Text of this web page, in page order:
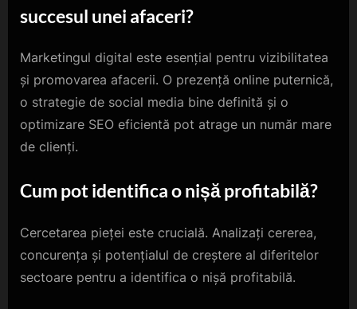
succesul unei afaceri?
Marketingul digital este esențial pentru vizibilitatea
și promovarea afacerii. O prezență online puternică,
o strategie de social media bine definită și o
optimizare SEO eficientă pot atrage un număr mare
de clienți.
Cum pot identifica o nișă profitabilă?
Cercetarea pieței este crucială. Analizați cererea,
concurența și potențialul de creștere al diferitelor
sectoare pentru a identifica o nișă profitabilă.